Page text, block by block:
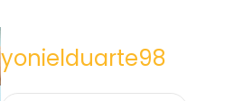
yonielduarte98